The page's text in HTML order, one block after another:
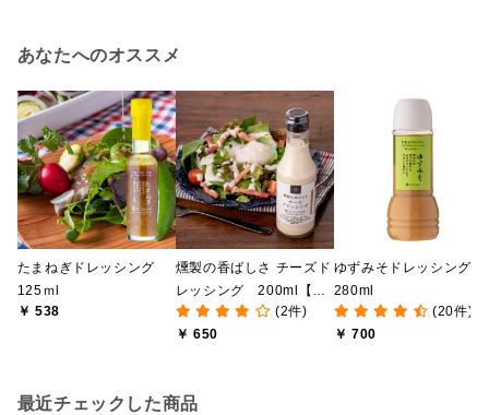
あなたへのオススメ
たまねぎドレッシング
125ｍl
￥ 538
燻製の香ばしさ チーズド
レッシング 200ml【北
海道十勝パルメザンチー
ズ使用】
(2件)
￥ 650
ゆずみそドレッシング
280ml
(20件)
￥ 700
最近チェックした商品